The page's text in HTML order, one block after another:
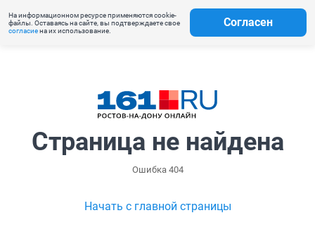
На информационном ресурсе применяются cookie-
файлы. Оставаясь на сайте, вы подтверждаете свое
согласиена их использование.
Согласен
Страница не найдена
Ошибка 404
Начать с главной страницы